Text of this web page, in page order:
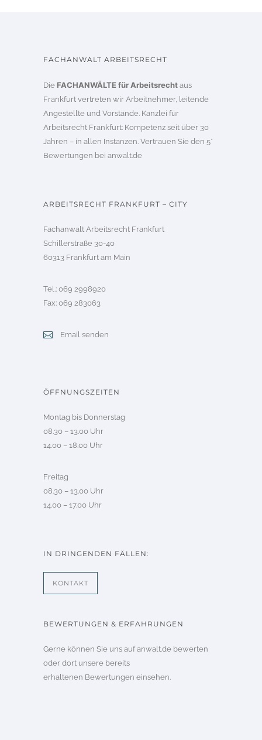
FACHANWALT ARBEITSRECHT
Die FACHANWÄLTE für Arbeitsrecht aus
Frankfurt vertreten wir Arbeitnehmer, leitende
Angestellte und Vorstände. Kanzlei für
Arbeitsrecht Frankfurt: Kompetenz seit über 30
Jahren – in allen Instanzen. Vertrauen Sie den 5*
Bewertungen bei anwalt.de
ARBEITSRECHT FRANKFURT – CITY
Fachanwalt Arbeitsrecht Frankfurt
Schillerstraße 30-40
60313 Frankfurt am Main
Tel.: 069 2998920
Fax: 069 283063
Email senden
ÖFFNUNGSZEITEN
Montag bis Donnerstag
08.30 – 13.00 Uhr
14.00 – 18.00 Uhr
Freitag
08.30 – 13.00 Uhr
14.00 – 17.00 Uhr
IN DRINGENDEN FÄLLEN:
KONTAKT
BEWERTUNGEN & ERFAHRUNGEN
Gerne können Sie uns aufanwalt.de bewerten
oder dort unsere bereits
erhaltenen Bewertungen einsehen.